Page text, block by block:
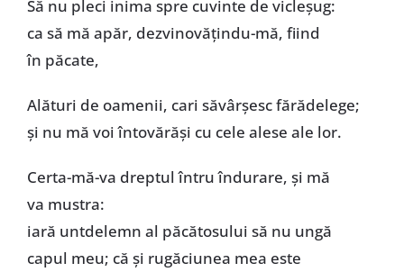
Să nu pleci inima spre cuvinte de vicleșug:
ca să mă apăr, dezvinovățindu-mă, fiind
în păcate,
Alături de oamenii, cari săvârșesc fărădelege;
și nu mă voi întovărăși cu cele alese ale lor.
Certa-mă-va dreptul întru îndurare, și mă
va mustra:
iară untdelemn al păcătosului să nu ungă
capul meu; că și rugăciunea mea este